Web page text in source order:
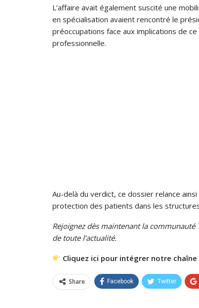
L’affaire avait également suscité une
en spécialisation avaient rencontré le
préoccupations face aux implications de
professionnelle.
Au-delà du verdict, ce dossier relance
protection des patients dans les
Rejoignez dès maintenant la communauté
de toute l’actualité.
Cliquez ici pour intégrer notre chaîne
Share Facebook Twitter